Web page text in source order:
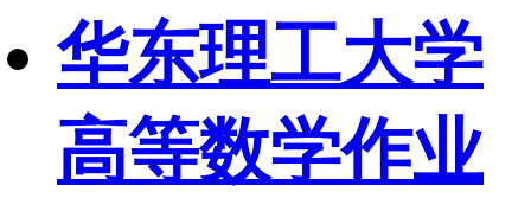
华东理工大学
高等数学作业